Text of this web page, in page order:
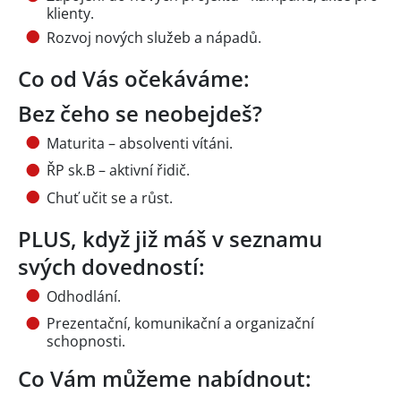
klienty.
Rozvoj nových služeb a nápadů.
Co od Vás očekáváme:
Bez čeho se neobejdeš?
Maturita – absolventi vítáni.
ŘP sk.B – aktivní řidič.
Chuť učit se a růst.
PLUS, když již máš v seznamu
svých dovedností:
Odhodlání.
Prezentační, komunikační a organizační
schopnosti.
Co Vám můžeme nabídnout: